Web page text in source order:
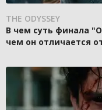
THE ODYSSEY
В чем суть финала
чем он отличается